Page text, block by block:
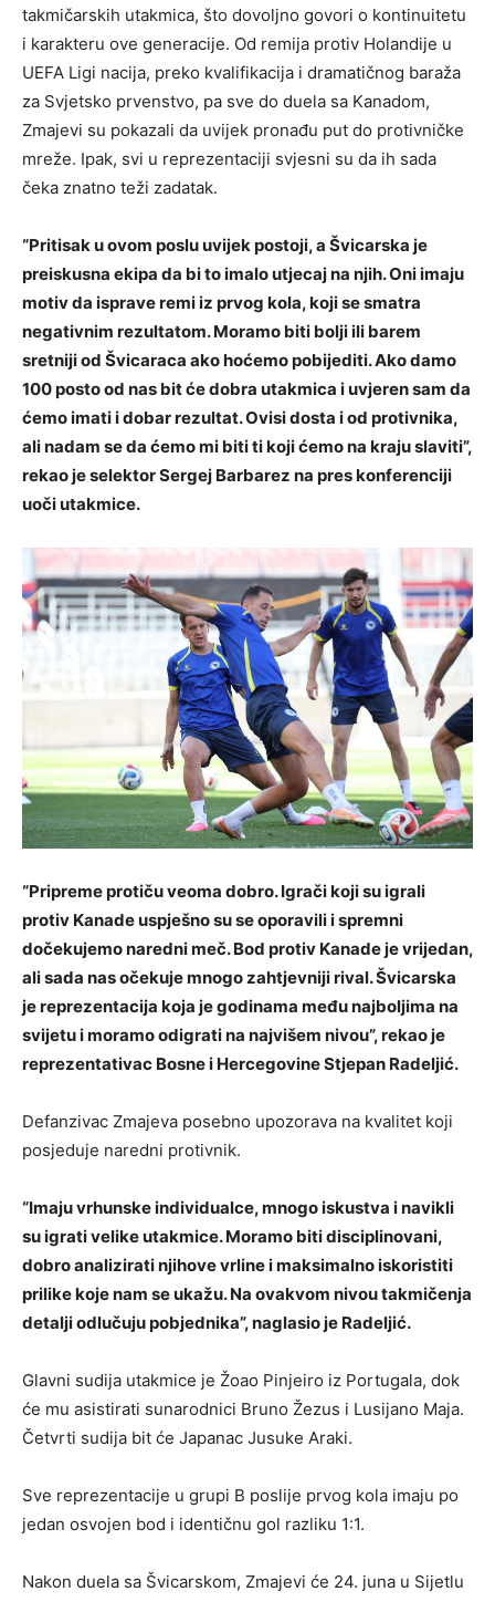
takmičarskih utakmica, što dovoljno govori o kontinuitetu
i karakteru ove generacije. Od remija protiv Holandije u
UEFA Ligi nacija, preko kvalifikacija i dramatičnog baraža
za Svjetsko prvenstvo, pa sve do duela sa Kanadom,
Zmajevi su pokazali da uvijek pronađu put do protivničke
mreže. Ipak, svi u reprezentaciji svjesni su da ih sada
čeka znatno teži zadatak.
“Pritisak u ovom poslu uvijek postoji, a Švicarska je
preiskusna ekipa da bi to imalo utjecaj na njih. Oni imaju
motiv da isprave remi iz prvog kola, koji se smatra
negativnim rezultatom. Moramo biti bolji ili barem
sretniji od Švicaraca ako hoćemo pobijediti. Ako damo
100 posto od nas bit će dobra utakmica i uvjeren sam da
ćemo imati i dobar rezultat. Ovisi dosta i od protivnika,
ali nadam se da ćemo mi biti ti koji ćemo na kraju slaviti”,
rekao je selektor Sergej Barbarez na pres konferenciji
uoči utakmice.
“Pripreme protiču veoma dobro. Igrači koji su igrali
protiv Kanade uspješno su se oporavili i spremni
dočekujemo naredni meč. Bod protiv Kanade je vrijedan,
ali sada nas očekuje mnogo zahtjevniji rival. Švicarska
je reprezentacija koja je godinama među najboljima na
svijetu i moramo odigrati na najvišem nivou”, rekao je
reprezentativac Bosne i Hercegovine Stjepan Radeljić.
Defanzivac Zmajeva posebno upozorava na kvalitet koji
posjeduje naredni protivnik.
“Imaju vrhunske individualce, mnogo iskustva i navikli
su igrati velike utakmice. Moramo biti disciplinovani,
dobro analizirati njihove vrline i maksimalno iskoristiti
prilike koje nam se ukažu. Na ovakvom nivou takmičenja
detalji odlučuju pobjednika”, naglasio je Radeljić.
Glavni sudija utakmice je Žoao Pinjeiro iz Portugala, dok
će mu asistirati sunarodnici Bruno Žezus i Lusijano Maja.
Četvrti sudija bit će Japanac Jusuke Araki.
Sve reprezentacije u grupi B poslije prvog kola imaju po
jedan osvojen bod i identičnu gol razliku 1:1.
Nakon duela sa Švicarskom, Zmajevi će 24. juna u Sijetlu